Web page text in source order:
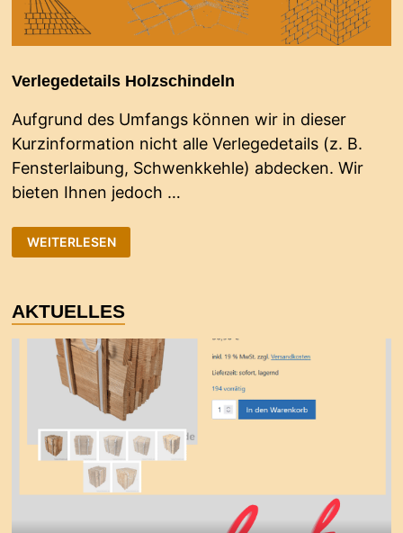
Verlegedetails Holzschindeln
Aufgrund des Umfangs können wir in dieser
Kurzinformation nicht alle Verlegedetails (z. B.
Fensterlaibung, Schwenkkehle) abdecken. Wir
bieten Ihnen jedoch …
VERLEGEDETAILS
HOLZSCHINDELN
WEITERLESEN
AKTUELLES